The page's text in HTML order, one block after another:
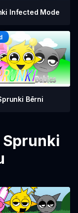
Infected Mode
Bērni
Sprunki